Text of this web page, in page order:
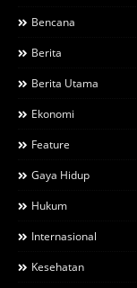
Bencana
Berita
Berita Utama
Ekonomi
Feature
Gaya Hidup
Hukum
Internasional
Kesehatan